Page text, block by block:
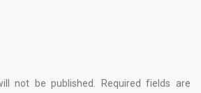
not be published. Required fields are